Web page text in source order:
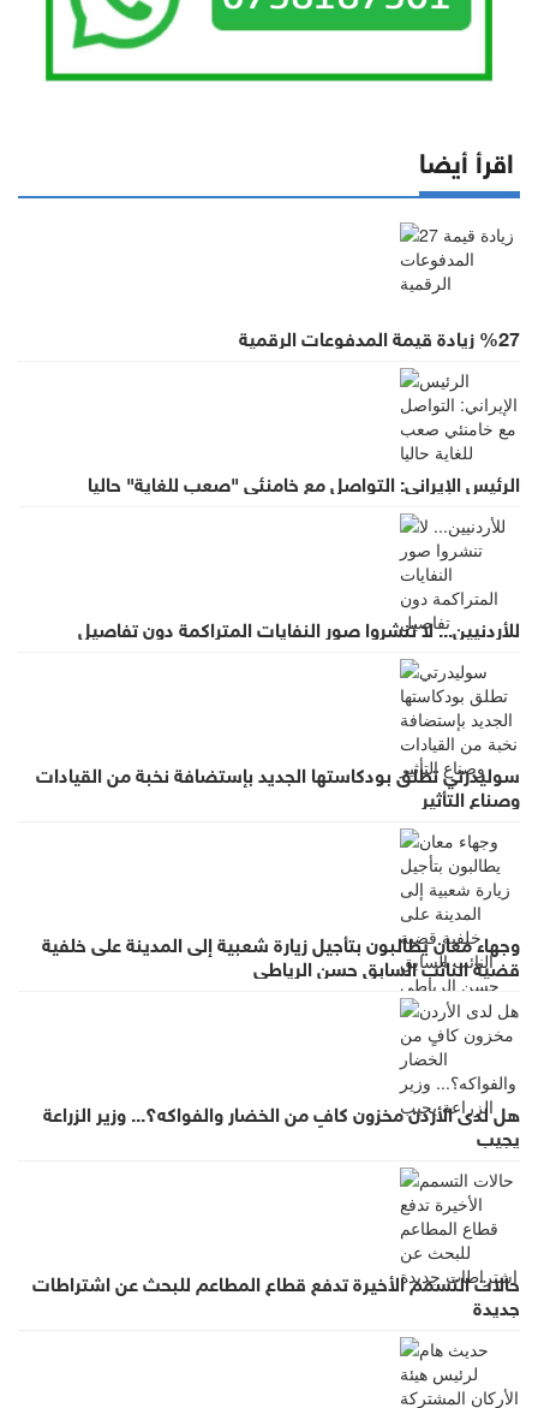
اقرأ أيضا
%27 زيادة قيمة المدفوعات الرقمية
الرئيس الإيراني: التواصل مع خامنئي "صعب للغاية" حاليا
للأردنيين... لا تنشروا صور النفايات المتراكمة دون تفاصيل
سوليدرتي تطلق بودكاستها الجديد بإستضافة نخبة من القيادات
وصناع التأثير
وجهاء معان يطالبون بتأجيل زيارة شعبية إلى المدينة على خلفية
قضية النائب السابق حسن الرياطي
هل لدى الأردن مخزون كافٍ من الخضار والفواكه؟... وزير الزراعة
يجيب
حالات التسمم الأخيرة تدفع قطاع المطاعم للبحث عن اشتراطات
جديدة